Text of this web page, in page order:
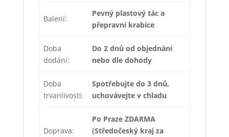
Balení:
Pevný plastový tác a
přepravní krabice
Doba
dodání:
Do 2 dnů od objednání
nebo dle dohody
Doba
trvanlivosti:
Spotřebujte do 3 dnů,
uchovávejte v chladu
Doprava:
Po Praze ZDARMA
(Středočeský kraj za